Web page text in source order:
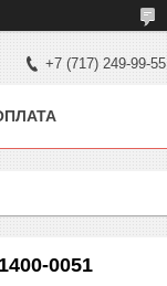
+7 (717) 249-99-55
0051